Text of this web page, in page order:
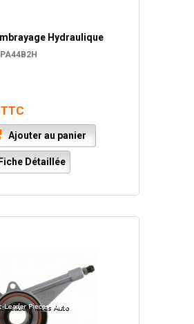
Hydraulique
Ajouter au panier
Détaillée